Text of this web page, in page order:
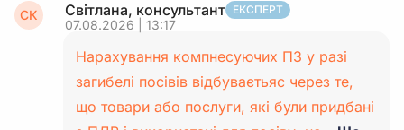
СК Світлана, консультант ЕКСПЕРТ
07.08.2026 | 13:17
Нарахування компнесуючих ПЗ у разі
загибелі посівів відбуваєтьяс через те,
що товари або послуги, які були придбані